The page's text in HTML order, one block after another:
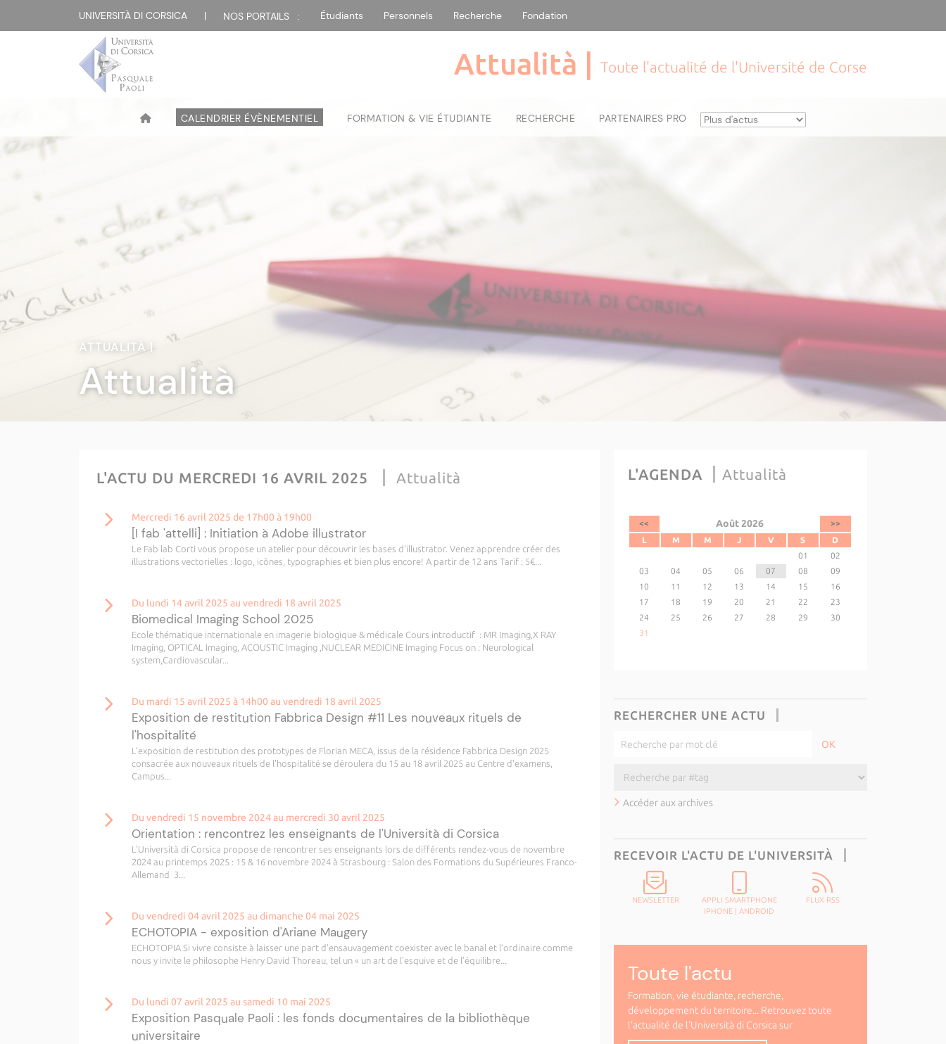
UNIVERSITÀ DI CORSICA | NOS PORTAILS : Étudiants Personnels Recherche Fondation
Attualità | Toute l'actualité de l'Université de Corse
CALENDRIER ÉVÈNEMENTIEL FORMATION & VIE ÉTUDIANTE RECHERCHE PARTENAIRES PRO
ATTUALITÀ |
Attualità
L'ACTU DU MERCREDI 16 AVRIL 2025 Attualità
Mercredi 16 avril 2025 de 17h00 à 19h00
[I fab 'attelli] : Initiation à Adobe illustrator
Le Fab lab Corti vous propose un atelier pour découvrir les bases d'illustrator. Venez apprendre créer des
illustrations vectorielles : logo, icônes, typographies et bien plus encore! A partir de 12 ans Tarif : 5€...
Du lundi 14 avril 2025 au vendredi 18 avril 2025
Biomedical Imaging School 2025
Ecole thématique internationale en imagerie biologique & médicale Cours introductif : MR Imaging,X RAY
Imaging, OPTICAL Imaging, ACOUSTIC Imaging ,NUCLEAR MEDICINE Imaging Focus on : Neurological
system,Cardiovascular...
Du mardi 15 avril 2025 à 14h00 au vendredi 18 avril 2025
Exposition de restitution Fabbrica Design #11 Les nouveaux rituels de
l'hospitalité
L’exposition de restitution des prototypes de Florian MECA, issus de la résidence Fabbrica Design 2025
consacrée aux nouveaux rituels de l'hospitalité se déroulera du 15 au 18 avril 2025 au Centre d'examens,
Campus...
Du vendredi 15 novembre 2024 au mercredi 30 avril 2025
Orientation : rencontrez les enseignants de l'Università di Corsica
L'Università di Corsica propose de rencontrer ses enseignants lors de différents rendez-vous de novembre
2024 au printemps 2025 : 15 & 16 novembre 2024 à Strasbourg : Salon des Formations du Supérieures Franco-
Allemand 3...
Du vendredi 04 avril 2025 au dimanche 04 mai 2025
ECHOTOPIA - exposition d'Ariane Maugery
ECHOTOPIA Si vivre consiste à laisser une part d’ensauvagement coexister avec le banal et l’ordinaire comme
nous y invite le philosophe Henry David Thoreau, tel un « un art de l’esquive et de l’équilibre...
Du lundi 07 avril 2025 au samedi 10 mai 2025
Exposition Pasquale Paoli : les fonds documentaires de la bibliothèque
universitaire
L'AGENDA Attualità
<< Août 2026
>>
L
M M J V S
D
01
02
03
04 05 06 07 08
09
10
11 12 13 14 15
16
17
18 19 20 21 22
23
24
25 26 27 28 29
30
31
RECHERCHER UNE ACTU
Accéder aux archives
RECEVOIR L'ACTU DE L'UNIVERSITÀ
NEWSLETTER
APPLI SMARTPHONE
IPHONE |ANDROID
FLUX RSS
Toute l'actu
Formation, vie étudiante, recherche,
développement du territoire... Retrouvez toute
l'actualité de l'Università di Corsica sur